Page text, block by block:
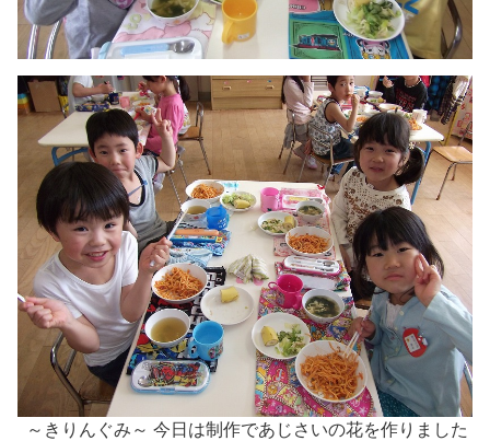
～きりんぐみ～ 今日は制作であじさいの花を作りました